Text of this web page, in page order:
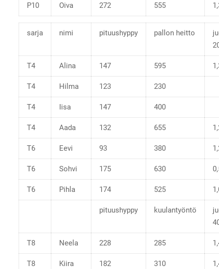
P10 Oiva 272 555
sarja nimi pituushyppy pallon heitto
T4 Alina 147 595
T4 Hilma 123 230
T4 Iisa 147 400
T4 Aada 132 655
T6 Eevi 93 380
T6 Sohvi 175 630
T6 Pihla 174 525
pituushyppy kuulantyöntö
T8 Neela 228 285
T8 Kiira 182 310